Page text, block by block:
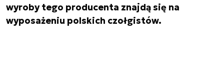
wyroby tego producenta znajdą się na
wyposażeniu polskich czołgistów.